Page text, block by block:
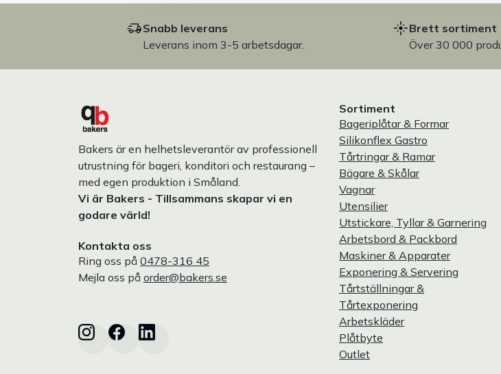
Snabb leverans
Leverans inom 3-5 arbetsdagar.
Brett sortiment
Över 30 000
Bakers är en helhetsleverantör av professionell
utrustning för bageri, konditori och restaurang –
med egen produktion i Småland.
Vi är Bakers - Tillsammans skapar vi en
godare värld!
Kontakta oss
Ring oss på 0478-316 45
Mejla oss på order@bakers.se
Sortiment
Bageriplåtar & Formar
Silikonflex Gastro
Tårtringar & Ramar
Bägare & Skålar
Vagnar
Utensilier
Utstickare, Tyllar & Garnering
Arbetsbord & Packbord
Maskiner & Apparater
Exponering & Servering
Tårtställningar &
Tårtexponering
Arbetskläder
Plåtbyte
Outlet